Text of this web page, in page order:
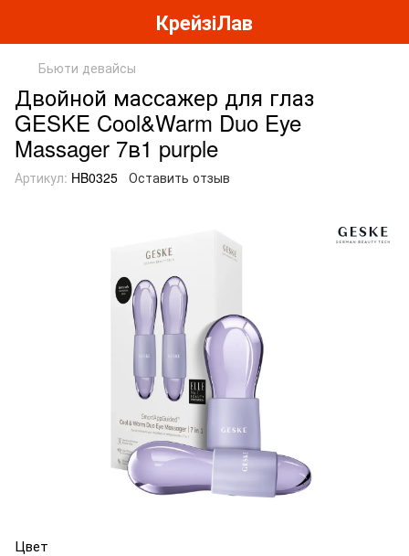
КрейзіЛав
Бьюти девайсы
Двойной массажер для глаз
GESKE Cool&Warm Duo Eye
Massager 7в1 purple
Артикул: HB0325 Оставить отзыв
Цвет